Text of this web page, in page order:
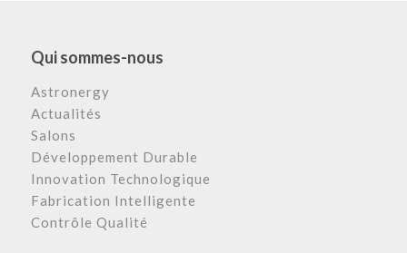
Qui sommes-nous
Astronergy
Actualités
Salons
Développement Durable
Innovation Technologique
Fabrication Intelligente
Contrôle Qualité